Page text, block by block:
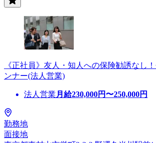
《正社員》友人・知人への保険勧誘なし
ンナー(法人営業)
法人営業 月給230,000円〜250,000円
勤務地
面接地